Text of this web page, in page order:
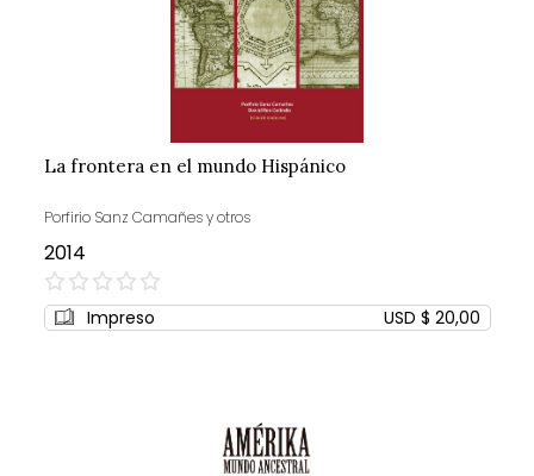
La frontera en el mundo Hispánico
Porfirio Sanz Camañes y otros
2014
0%
Impreso USD $ 20,00